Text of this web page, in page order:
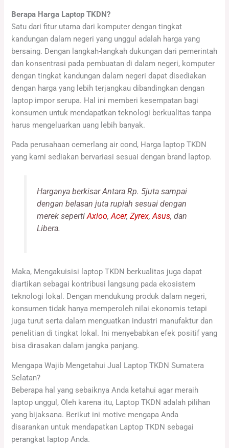
Berapa Harga Laptop TKDN?
Satu dari fitur utama dari komputer dengan tingkat
kandungan dalam negeri yang unggul adalah harga yang
bersaing. Dengan langkah-langkah dukungan dari pemerintah
dan konsentrasi pada pembuatan di dalam negeri, komputer
dengan tingkat kandungan dalam negeri dapat disediakan
dengan harga yang lebih terjangkau dibandingkan dengan
laptop impor serupa. Hal ini memberi kesempatan bagi
konsumen untuk mendapatkan teknologi berkualitas tanpa
harus mengeluarkan uang lebih banyak.
Pada perusahaan cemerlang air cond, Harga laptop TKDN
yang kami sediakan bervariasi sesuai dengan brand laptop.
Harganya berkisar Antara Rp. 5juta sampai
dengan belasan juta rupiah sesuai dengan
merek sepertiAxioo,Acer, Zyrex,Asus, dan
Libera.
Maka, Mengakuisisi laptop TKDN berkualitas juga dapat
diartikan sebagai kontribusi langsung pada ekosistem
teknologi lokal. Dengan mendukung produk dalam negeri,
konsumen tidak hanya memperoleh nilai ekonomis tetapi
juga turut serta dalam menguatkan industri manufaktur dan
penelitian di tingkat lokal. Ini menyebabkan efek positif yang
bisa dirasakan dalam jangka panjang.
Mengapa Wajib Mengetahui Jual Laptop TKDN Sumatera
Selatan?
Beberapa hal yang sebaiknya Anda ketahui agar meraih
laptop unggul, Oleh karena itu, Laptop TKDN adalah pilihan
yang bijaksana. Berikut ini motive mengapa Anda
disarankan untuk mendapatkan Laptop TKDN sebagai
perangkat laptop Anda.